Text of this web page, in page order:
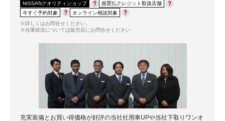
NISSANクオリティショップ
据置払クレジット取扱店舗
今すぐ予約対象
オンライン相談対象
※詳しくはお問合せください。
※在庫状況については販売店にお問合せください
充実装備とお買い得価格が好評の当社社用車UPや当社下取りワンオ